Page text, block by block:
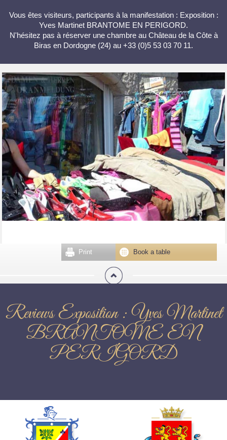
Vous êtes visiteurs, participants à la manifestation : Exposition :
Yves Martinet BRANTOME EN PERIGORD.
N'hésitez pas à réserver une chambre au Château de la Côte à
Biras en Dordogne (24) au +33 (0)5 53 03 70 11.
Book a table
Print
Reviews Exposition : Yves Martinet
BRANTOME EN
PERIGORD